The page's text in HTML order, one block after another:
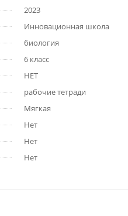
2023
Инновационная школа
биология
6 класс
НЕТ
рабочие тетради
Мягкая
Нет
Нет
Нет